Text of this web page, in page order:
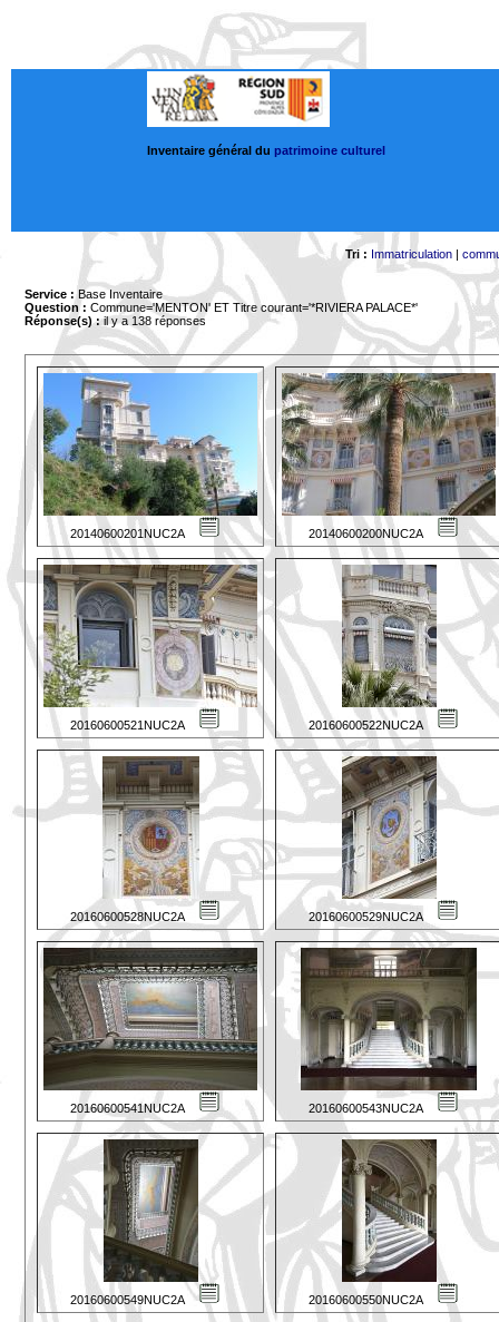
Inventaire général du patrimoine culturel
Tri : Immatriculation|
Service : Base Inventaire
Question : Commune='MENTON' ET Titre courant='*RIVIERA PALACE*'
Réponse(s) :il y a 138 réponses
20140600201NUC2A 20140600200NUC2A
20160600521NUC2A 20160600522NUC2A
20160600528NUC2A 20160600529NUC2A
20160600541NUC2A 20160600543NUC2A
20160600549NUC2A 20160600550NUC2A